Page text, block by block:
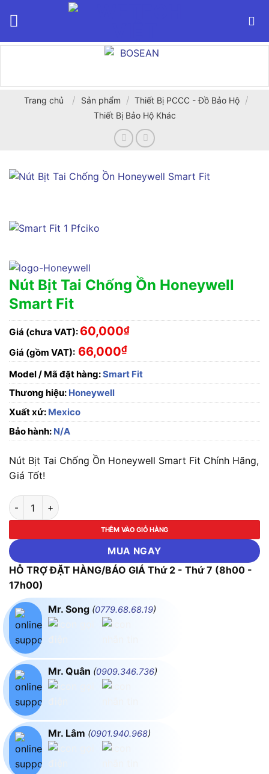
Trang chủ / Sản phẩm / Thiết Bị PCCC - Đồ Bảo Hộ /
Thiết Bị Bảo Hộ Khác
Nút Bịt Tai Chống Ồn Honeywell
Smart Fit
Giá (chưa VAT): 60,000₫
Giá (gồm VAT): 66,000₫
Model / Mã đặt hàng:Smart Fit
Thương hiệu: Honeywell
Xuất xứ: Mexico
Bảo hành: N/A
Nút Bịt Tai Chống Ồn Honeywell Smart Fit Chính Hãng,
Giá Tốt!
Nút Bịt Tai Chống Ồn Honeywell Smart Fit số lượng
THÊM VÀO GIỎ HÀNG
MUA NGAY
HỖ TRỢ ĐẶT HÀNG/BÁO GIÁ Thứ 2 - Thứ 7 (8h00 -
17h00)
Mr. Song (0779.68.68.19)
Mr. Quân (0909.346.736)
Mr. Lâm (0901.940.968)